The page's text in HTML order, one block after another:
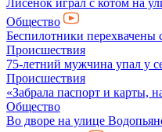
Лисёнок играл с котом на
Общество
Беспилотники перехвачены
Происшествия
75-летний мужчина упал у
Происшествия
«Забрала паспорт и карты,
Общество
Во дворе на улице